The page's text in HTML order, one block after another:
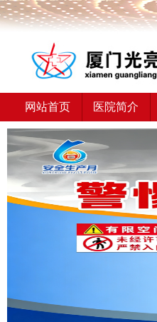
网站首页 医院简介